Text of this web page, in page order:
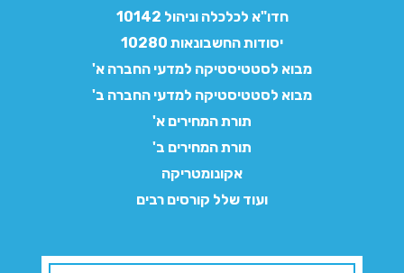
חדו"א לכלכלה וניהול 10142
יסודות החשבונאות 10280
מבוא לסטטיסטיקה למדעי החברה א'
מבוא לסטטיסטיקה למדעי החברה ב'
תורת המחירים א'
תורת המחירים ב'
אקונומטריקה
ועוד שלל קורסים רבים